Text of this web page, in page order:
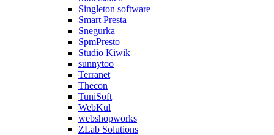
Singleton software
Smart Presta
Snegurka
SpmPresto
Studio Kiwik
sunnytoo
Terranet
Thecon
TuniSoft
WebKul
webshopworks
ZLab Solutions